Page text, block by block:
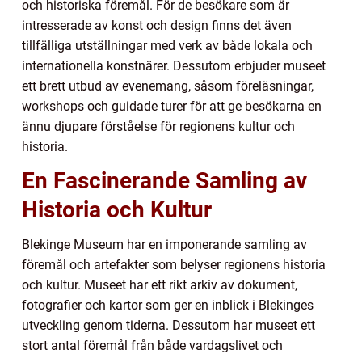
och historiska föremål. För de besökare som är
intresserade av konst och design finns det även
tillfälliga utställningar med verk av både lokala och
internationella konstnärer. Dessutom erbjuder museet
ett brett utbud av evenemang, såsom föreläsningar,
workshops och guidade turer för att ge besökarna en
ännu djupare förståelse för regionens kultur och
historia.
En Fascinerande Samling av
Historia och Kultur
Blekinge Museum har en imponerande samling av
föremål och artefakter som belyser regionens historia
och kultur. Museet har ett rikt arkiv av dokument,
fotografier och kartor som ger en inblick i Blekinges
utveckling genom tiderna. Dessutom har museet ett
stort antal föremål från både vardagslivet och